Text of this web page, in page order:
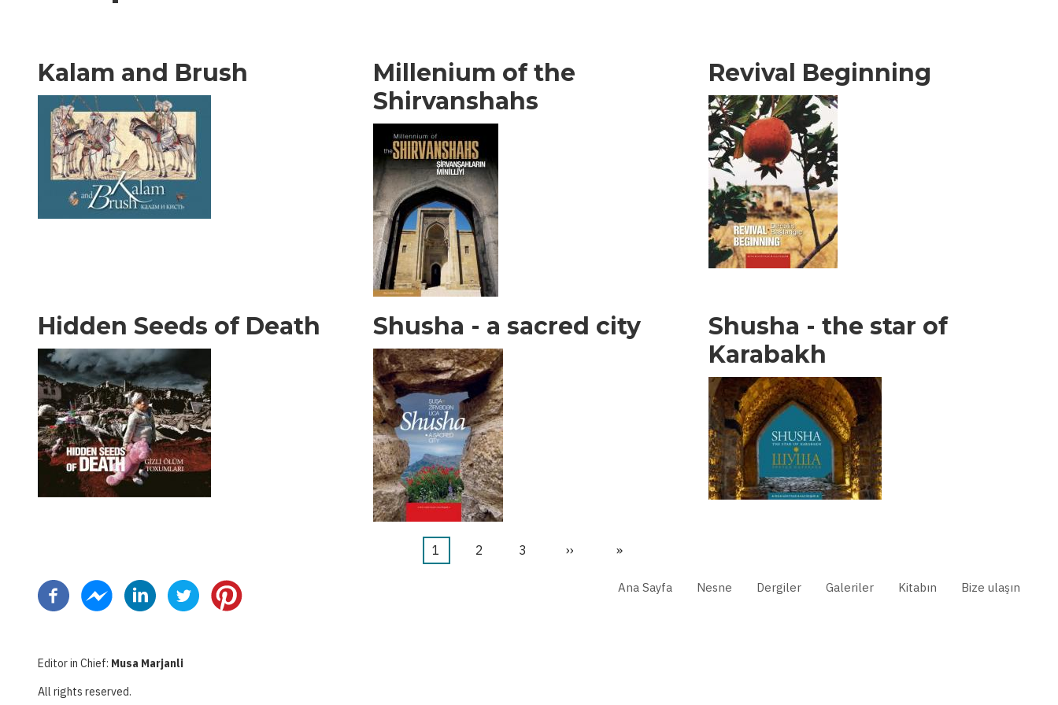
Kalam and Brush
Millenium of the
Shirvanshahs
Revival Beginning
Hidden Seeds of Death Shusha - a sacred city
Shusha - the star of
Karabakh
Şu
1 Sayfa
2 Sayfa
3
Sonraki
››
Last
»
Editor in Chief: Musa Marjanli
All rights reserved.
Ana Sayfa Nesne Dergiler Galeriler Kitabın Bize ulaşın